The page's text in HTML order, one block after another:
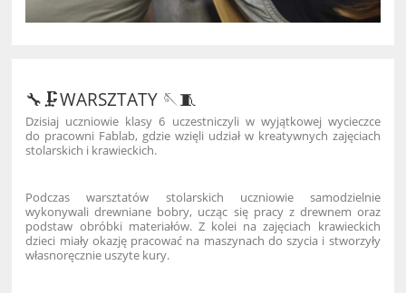
🔧🗜️WARSZTATY 🪡🧵
Dzisiaj uczniowie klasy 6 uczestniczyli w wyjątkowej wycieczce
do pracowni Fablab, gdzie wzięli udział w kreatywnych zajęciach
stolarskich i krawieckich.
Podczas warsztatów stolarskich uczniowie samodzielnie
wykonywali drewniane bobry, ucząc się pracy z drewnem oraz
podstaw obróbki materiałów. Z kolei na zajęciach krawieckich
dzieci miały okazję pracować na maszynach do szycia i stworzyły
własnoręcznie uszyte kury.